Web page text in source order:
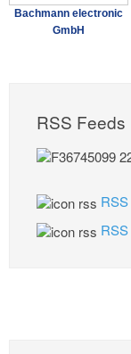
Bachmann electronic
GmbH
RSS Feeds